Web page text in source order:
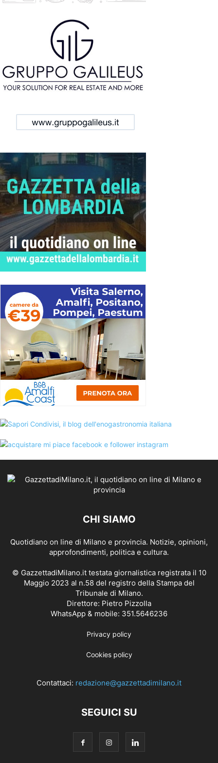
CHI SIAMO
Quotidiano on line di Milano e provincia. Notizie, opinioni,
approfondimenti, politica e cultura.
© GazzettadiMilano.it testata giornalistica registrata il 10
Maggio 2023 al n.58 del registro della Stampa del
Tribunale di Milano.
Direttore: Pietro Pizzolla
WhatsApp & mobile: 351.5646236
Privacy policy
Cookies policy
Contattaci: redazione@gazzettadimilano.it
SEGUICI SU